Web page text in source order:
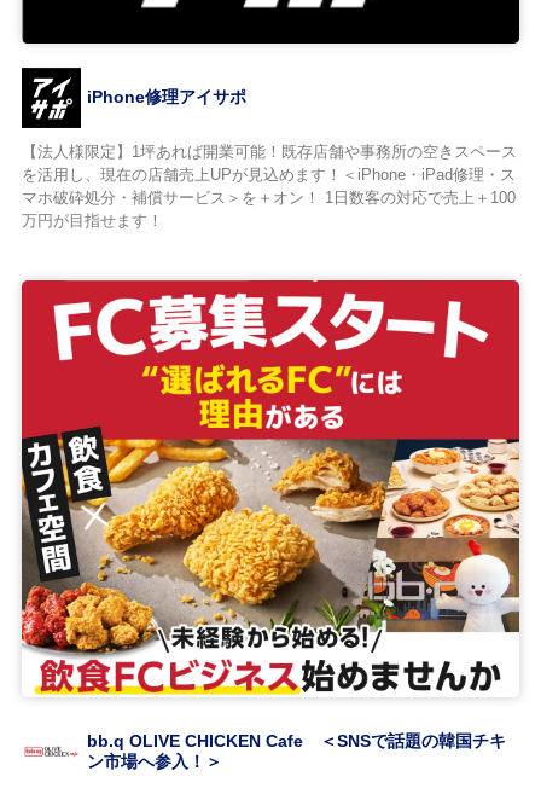
iPhone修理アイサポ
【法人様限定】1坪あれば開業可能！既存店舗や事務所の空きスペース
を活用し、現在の店舗売上UPが見込めます！＜iPhone・iPad修理・ス
マホ破砕処分・補償サービス＞を＋オン！ 1日数客の対応で売上＋100
万円が目指せます！
bb.q OLIVE CHICKEN Cafe ＜SNSで話題の韓国チキ
ン市場へ参入！＞